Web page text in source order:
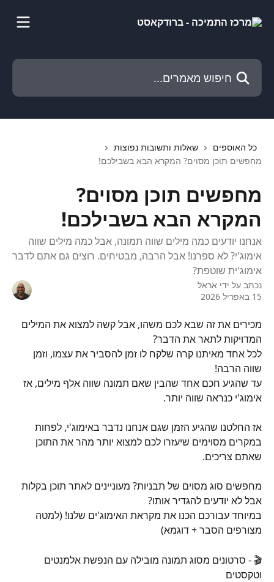
חיפוש מאמרים...
כל האוספים
שאלות ותשובות נפוצות
מחפשים תוכן מסוים? המקרא הבא בשבילכם!
מחפשים תוכן מסוים?
המקרא הבא בשבילכם!
אנחנו יודעים כמה מילים שווה תמונה, אבל כמה מילים שווה
אימוג'י? לא ספרנו! אבל הרבה, מבטיחים. רוצים גם אתם לדבר
אימוג'ית שוטפת?
נכתב על ידי אראל
15 באפריל 2026
מכירים את זה שבא לכם משהו, אבל קשה למצוא את המילים
המדויקות לתאר את הדבר?
לכל אחד מאיתנו קרה שלקח לו זמן להסביר את עצמו, וזמן
שווה הרבה!
עד שהגיע חכם אחד שהבין שאם תמונה שווה אלף מילים, אז
אימוג'י כנראה שווה יותר.
אז החלטנו שהגיע הזמן שגם אנחנו נדבר באימוג'י, לפחות
במקרים מסוימים שיעזרו לכם למצוא יותר מהר את התוכן
שאתם צריכים.
מחפשים סוג מסוים של תבניות? מעוניינים לאתר תוכן בקלות
אבל לא יודעים להגדיר אותו?
במיוחד עבורכם הכנו את מקראת האימוג'ים שלנו! (למטה
מצורפים הסבר + דוגמא)
🎬 - סרטונים מסוג תמונה מובילה עם הנפשת אלמנטים
וטקסטים